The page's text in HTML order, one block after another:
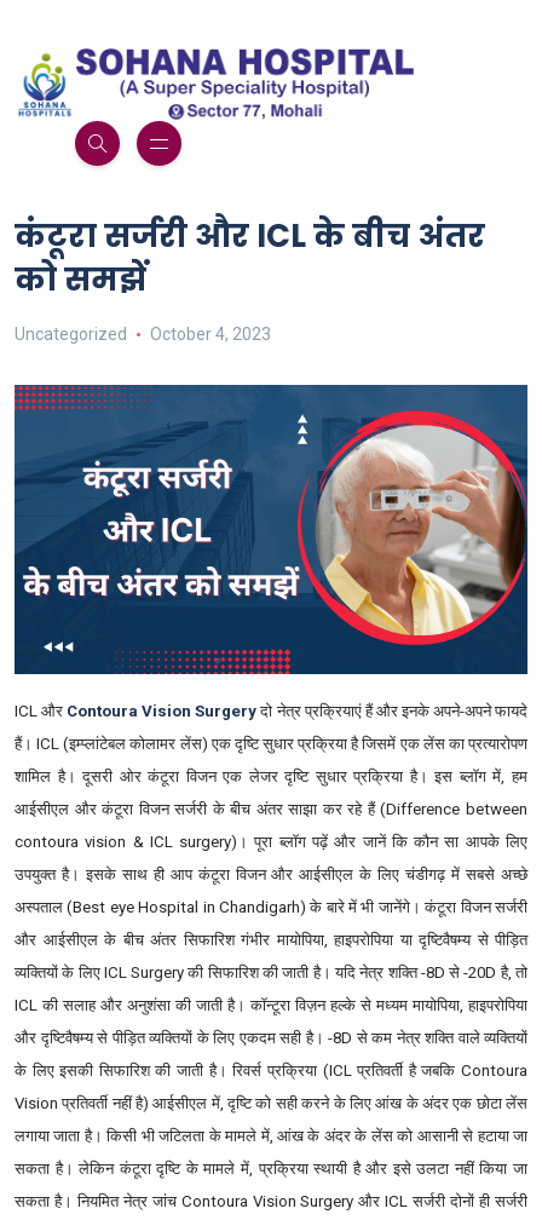
कंटूरा सर्जरी और ICL के बीच अंतर
को समझें
Uncategorized October 4, 2023
ICL और Contoura Vision Surgeryदो नेत्र प्रक्रियाएं हैं और इनके अपने-अपने फायदे
हैं। ICL (इम्प्लांटेबल कोलामर लेंस) एक दृष्टि सुधार प्रक्रिया है जिसमें एक लेंस का प्रत्यारोपण
शामिल है। दूसरी ओर कंटूरा विजन एक लेजर दृष्टि सुधार प्रक्रिया है। इस ब्लॉग में, हम
आईसीएल और कंटूरा विजन सर्जरी के बीच अंतर साझा कर रहे हैं (Difference between
contoura vision & ICL surgery)। पूरा ब्लॉग पढ़ें और जानें कि कौन सा आपके लिए
उपयुक्त है। इसके साथ ही आप कंटूरा विजन और आईसीएल के लिए चंडीगढ़ में सबसे अच्छे
अस्पताल (Best eye Hospital in Chandigarh) के बारे में भी जानेंगे। कंटूरा विजन सर्जरी
और आईसीएल के बीच अंतर सिफारिश गंभीर मायोपिया, हाइपरोपिया या दृष्टिवैषम्य से पीड़ित
व्यक्तियों के लिए ICL Surgery की सिफारिश की जाती है। यदि नेत्र शक्ति -8D से -20D है, तो
ICL की सलाह और अनुशंसा की जाती है। कॉन्टूरा विज़न हल्के से मध्यम मायोपिया, हाइपरोपिया
और दृष्टिवैषम्य से पीड़ित व्यक्तियों के लिए एकदम सही है। -8D से कम नेत्र शक्ति वाले व्यक्तियों
के लिए इसकी सिफारिश की जाती है। रिवर्स प्रक्रिया (ICL प्रतिवर्ती है जबकि Contoura
Vision प्रतिवर्ती नहीं है) आईसीएल में, दृष्टि को सही करने के लिए आंख के अंदर एक छोटा लेंस
लगाया जाता है। किसी भी जटिलता के मामले में, आंख के अंदर के लेंस को आसानी से हटाया जा
सकता है। लेकिन कंटूरा दृष्टि के मामले में, प्रक्रिया स्थायी है और इसे उलटा नहीं किया जा
सकता है। नियमित नेत्र जांच Contoura Vision Surgery और ICL सर्जरी दोनों ही सर्जरी